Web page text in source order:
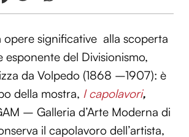
opere significative alla scoperta
esponente del Divisionismo,
da Volpedo (1868 –1907): è
della mostra, I capolavori,
– Galleria d’Arte Moderna di
il capolavoro dell’artista,